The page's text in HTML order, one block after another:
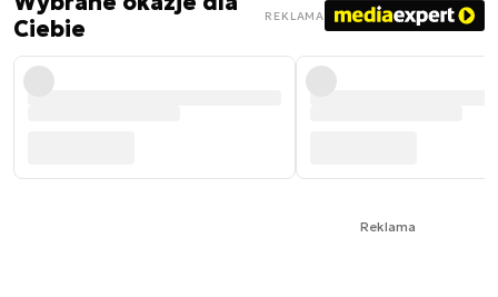
Ciebie
REKLAMA
Reklama